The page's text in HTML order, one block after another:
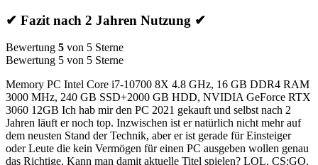
✔ Fazit nach 2 Jahren Nutzung ✔
Bewertung 5 von 5 Sterne
Bewertung 5 von 5 Sterne
Memory PC Intel Core i7-10700 8X 4.8 GHz, 16 GB DDR4 RAM
3000 MHz, 240 GB SSD+2000 GB HDD, NVIDIA GeForce RTX
3060 12GB Ich hab mir den PC 2021 gekauft und selbst nach 2
Jahren läuft er noch top. Inzwischen ist er natürlich nicht mehr auf
dem neusten Stand der Technik, aber er ist gerade für Einsteiger
oder Leute die kein Vermögen für einen PC ausgeben wollen genau
das Richtige. Kann man damit aktuelle Titel spielen? LOL, CS:GO,